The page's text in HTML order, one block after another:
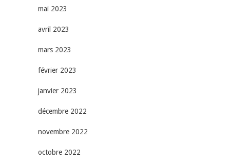
mai 2023
avril 2023
mars 2023
février 2023
janvier 2023
décembre 2022
novembre 2022
octobre 2022